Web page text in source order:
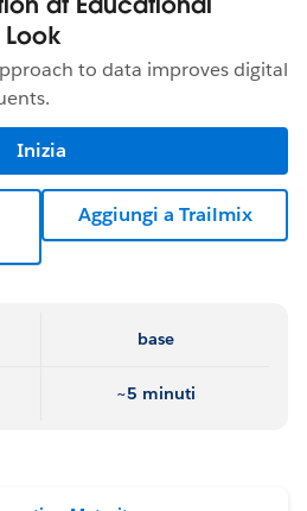
to data improves digital
Inizia
Aggiungi a Trailmix
base
~5 minuti